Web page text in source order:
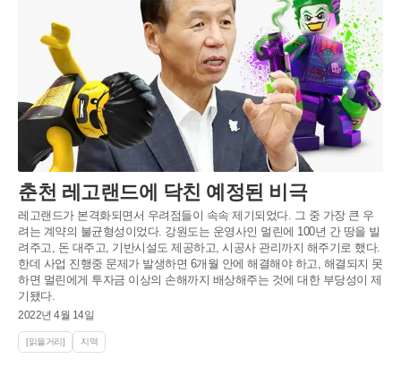
춘천 레고랜드에 닥친 예정된 비극
레고랜드가 본격화되면서 우려점들이 속속 제기되었다. 그 중 가장 큰 우
려는 계약의 불균형성이었다. 강원도는 운영사인 멀린에 100년 간 땅을 빌
려주고, 돈 대주고, 기반시설도 제공하고, 시공사 관리까지 해주기로 했다.
한데 사업 진행중 문제가 발생하면 6개월 안에 해결해야 하고, 해결되지 못
하면 멀린에게 투자금 이상의 손해까지 배상해주는 것에 대한 부당성이 제
기됐다.
2022년 4월 14일
[읽을거리] 지역